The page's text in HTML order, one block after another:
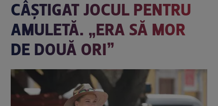
CÂȘTIGAT JOCUL PENTRU
AMULETĂ. „ERA SĂ MOR
DE DOUĂ ORI”